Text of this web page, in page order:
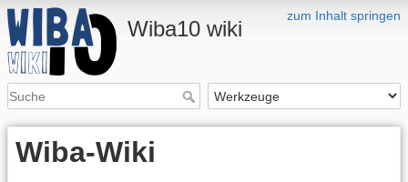
zum Inhalt springen
Wiba10 wiki
Wiba-Wiki